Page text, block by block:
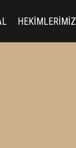
HEKİMLERİMİZ